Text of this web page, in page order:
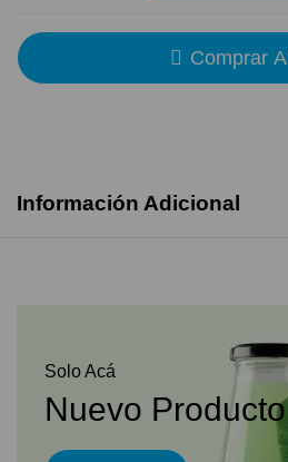
Comprar
Información Adicional
Solo Acá
Nuevo Producto